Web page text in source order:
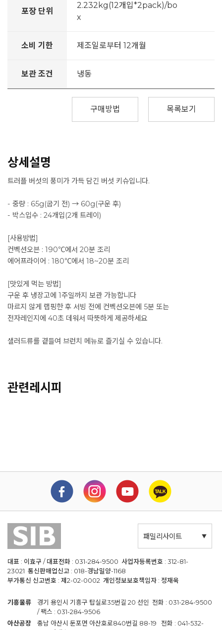
포장 단위
2.232kg(12개입*2pack)/bo
x
소비 기한 제조일로부터 12개월
보관 조건 냉동
목록보기
구매방법
상세설명
트러플 버섯의 풍미가 가득 담긴 버섯 키슈입니다.
- 중량 : 65g(굽기 전) → 60g(구운 후)
- 박스입수 : 24개입(2개 트레이)
[사용방법]
컨벡션오븐 : 190℃에서 20분 조리
에어프라이어 : 180℃에서 18~20분 조리
[맛있게 먹는 방법]
구운 후 냉장고에 1주일까지 보관 가능합니다
마르지 않게 랩핑한 후 서빙 전에 컨벡션오븐에 5분 또는
전자레인지에 40초 데워서 따뜻하게 제공하세요
샐러드류를 곁들여 브런치 메뉴로 즐기실 수 있습니다.
관련레시피
패밀리사이트
대표 : 이효구 / 대표전화 : 031-284-9500 사업자등록번호 : 312-81-
23021 통신판매업신고 : 018-경남밀양-1168
부가통신 신고번호 : 제2-02-0002 개인정보보호책임자 : 정재욱
기흥물류
경기 용인시 기흥구 탑실로35번길 20 선인 전화 : 031-284-9500
/ 팩스 : 031-284-9506
아산공장
충남 아산시 둔포면 아산호로840번길 88-19 전화 : 041-532-